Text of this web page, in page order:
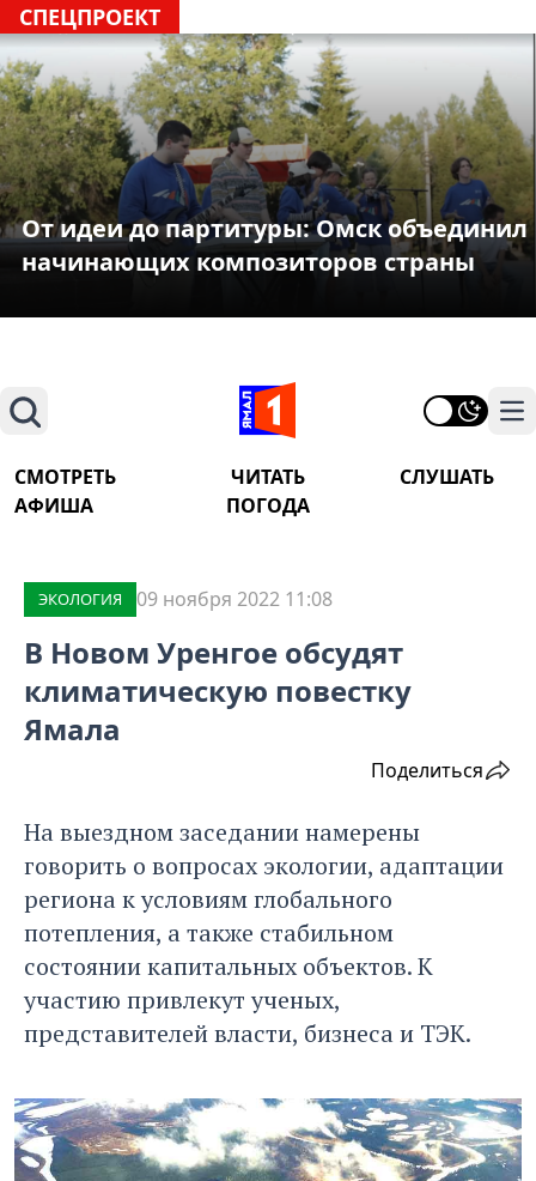
СПЕЦПРОЕКТ
От идеи до партитуры: Омск объединил
начинающих композиторов страны
Поиск
СМОТРЕТЬ ЧИТАТЬ
СЛУШАТЬ
АФИША
ПОГОДА
ЭКОЛОГИЯ 09 ноября 2022 11:08
В Новом Уренгое обсудят
климатическую повестку
Ямала
Поделиться
На выездном заседании намерены
говорить о вопросах экологии, адаптации
региона к условиям глобального
потепления, а также стабильном
состоянии капитальных объектов. К
участию привлекут ученых,
представителей власти, бизнеса и ТЭК.